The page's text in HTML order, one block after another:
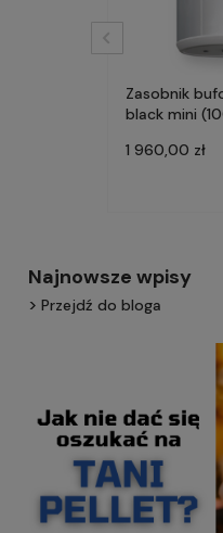
Zasobnik
black mini
1 960,00 zł
Najnowsze wpisy
Przejdź do bloga